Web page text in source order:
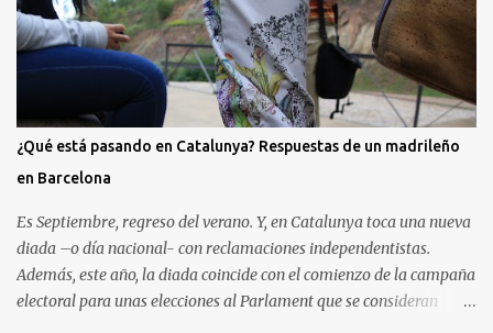
r
i
¿Qué está pasando en Catalunya? Respuestas de un madrileño
en Barcelona
Es Septiembre, regreso del verano. Y, en Catalunya toca una nueva
diada –o día nacional- con reclamaciones independentistas.
Además, este año, la diada coincide con el comienzo de la campaña
electoral para unas elecciones al Parlament que se consideran